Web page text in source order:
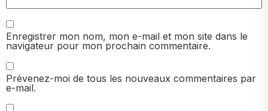
Enregistrer mon nom, mon e-mail et mon site dans le
navigateur pour mon prochain commentaire.
Prévenez-moi de tous les nouveaux commentaires par
e-mail.